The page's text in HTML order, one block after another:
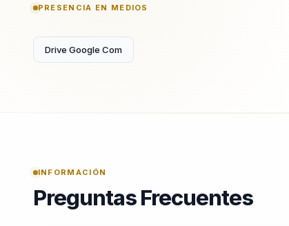
PRESENCIA EN MEDIOS
Drive Google Com
INFORMACIÓN
Preguntas Frecuentes